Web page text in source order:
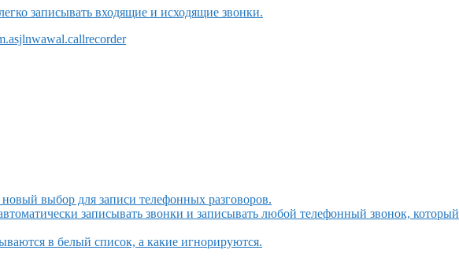
записывать входящие и исходящие звонки.
выбор для записи телефонных разговоров.
записывать звонки и записывать любой телефонный звонок,
в белый список, а какие игнорируются.